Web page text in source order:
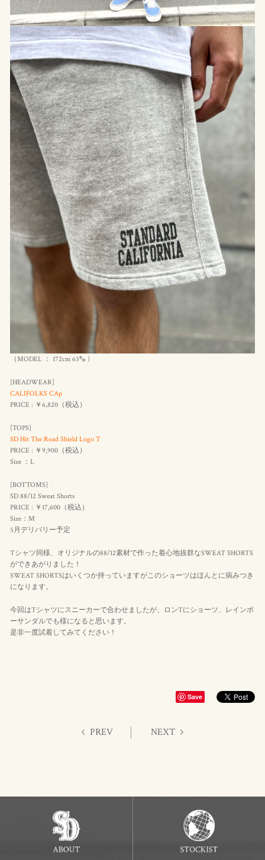
（MODEL ： 172cm 63㌔ )
[HEADWEAR]
CALIFOLKS CAp
PRICE : ￥6,820（税込 ）
[TOPS]
SD Hit The Road Shield Logo T
PRICE : ￥9,900（税込 ）
Size ：L
[BOTTOMS]
SD 88/12 Sweat Shorts
PRICE : ￥17,600（税込 ）
Size：M
5月デリバリー予定
Tシャツ同様、オリジナルの88/12素材で作った着心地抜群なSWEAT SHORTS
ができあがりました！
SWEAT SHORTSはいくつか持っていますがこのショーツはほんとに病みつき
になります。
今回はTシャツにスニーカーで合わせましたが、ロンTにショーツ、レインボ
ーサンダルでも様になると思います。
是非一度試着してみてください！
Save
PREV NEXT